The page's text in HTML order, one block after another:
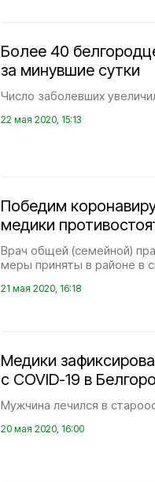
Более 40
за минувшие сутки
Число заболевших
22 мая 2020, 15:13
Победим
медики
Врач общей (семейной)
меры приняты в районе в
21 мая 2020, 16:18
Медики
с COVID-19 в
Мужчина лечился в
20 мая 2020, 16:00